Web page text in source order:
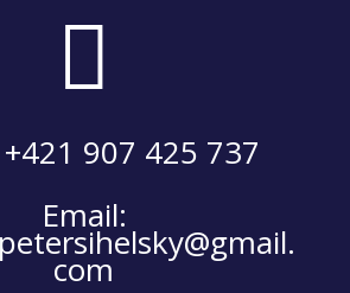

907 425 737
Email:
com